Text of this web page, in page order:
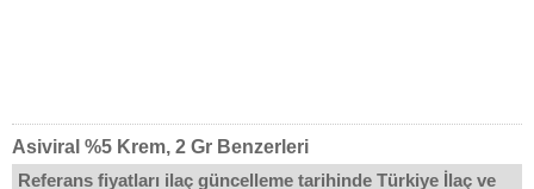
Asiviral %5 Krem, 2 Gr Benzerleri
Referans fiyatları ilaç güncelleme tarihinde Türkiye İlaç ve